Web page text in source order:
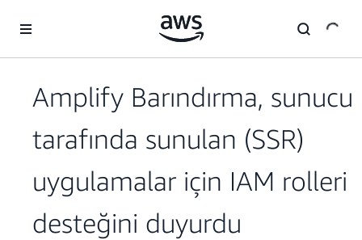
Amplify Barındırma, sunucu
tarafında sunulan (SSR)
uygulamalar için IAM rolleri
desteğini duyurdu